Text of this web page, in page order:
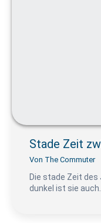
Stade Zeit
Von The Commuter
Die stade Zeit
dunkel ist sie auch.